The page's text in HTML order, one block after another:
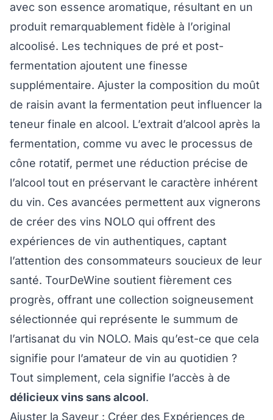
avec son essence aromatique, résultant en un
produit remarquablement fidèle à l’original
alcoolisé. Les techniques de pré et post-
fermentation ajoutent une finesse
supplémentaire. Ajuster la composition du moût
de raisin avant la fermentation peut influencer la
teneur finale en alcool. L’extrait d’alcool après la
fermentation, comme vu avec le processus de
cône rotatif, permet une réduction précise de
l’alcool tout en préservant le caractère inhérent
du vin. Ces avancées permettent aux vignerons
de créer des vins NOLO qui offrent des
expériences de vin authentiques, captant
l’attention des consommateurs soucieux de leur
santé. TourDeWine soutient fièrement ces
progrès, offrant une collection soigneusement
sélectionnée qui représente le summum de
l’artisanat du vin NOLO. Mais qu’est-ce que cela
signifie pour l’amateur de vin au quotidien ?
Tout simplement, cela signifie l’accès à de
délicieux vins sans alcool.
Ajuster la Saveur : Créer des Expériences de